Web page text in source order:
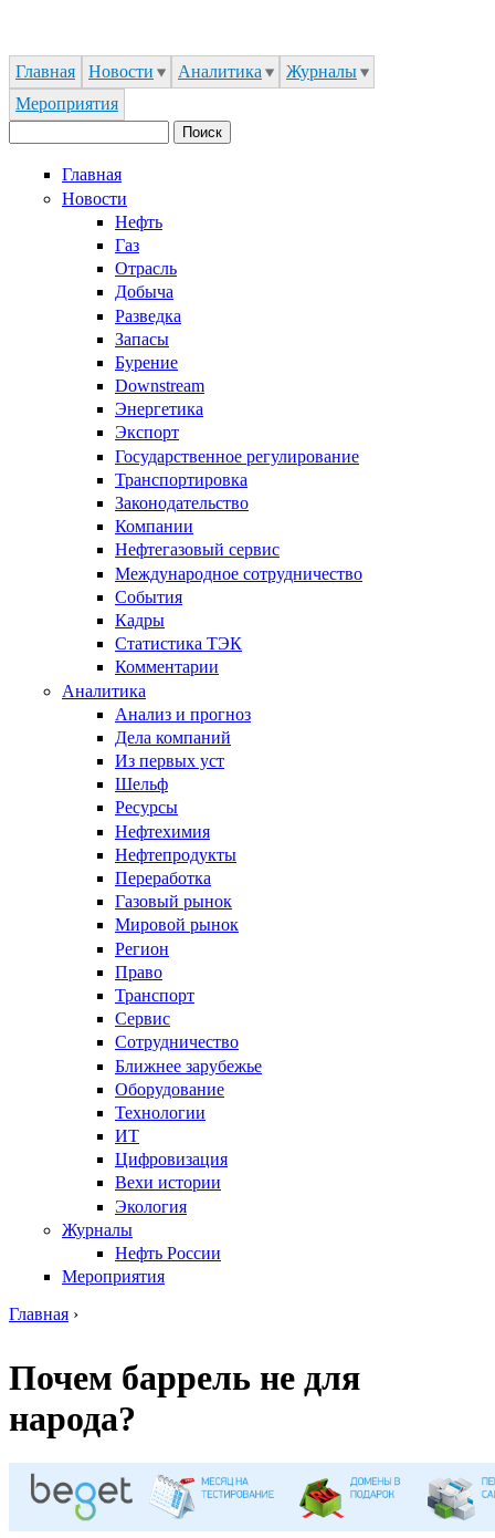
Главная Новости Аналитика
Журналы
Мероприятия
Главная
Новости
Нефть
Газ
Отрасль
Добыча
Разведка
Запасы
Бурение
Downstream
Энергетика
Экспорт
Государственное регулирование
Транспортировка
Законодательство
Компании
Нефтегазовый сервис
Международное сотрудничество
События
Кадры
Статистика ТЭК
Комментарии
Аналитика
Анализ и прогноз
Дела компаний
Из первых уст
Шельф
Ресурсы
Нефтехимия
Нефтепродукты
Переработка
Газовый рынок
Мировой рынок
Регион
Право
Транспорт
Сервис
Сотрудничество
Ближнее зарубежье
Оборудование
Технологии
ИТ
Цифровизация
Вехи истории
Экология
Журналы
Нефть России
Мероприятия
Главная ›
Почем баррель не для
народа?